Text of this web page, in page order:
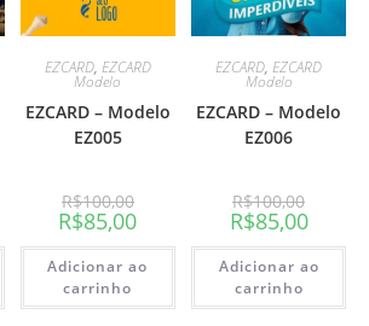
EZCARD, EZCARD
Modelo
EZCARD – Modelo
EZ005
R$100,00
R$85,00
Adicionar ao
carrinho
EZCARD,EZCARD
Modelo
EZCARD – Modelo
EZ006
R$100,00
R$85,00
Adicionar ao
carrinho